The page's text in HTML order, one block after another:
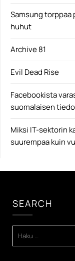
Samsung
huhut
Archive 81
Evil Dead Rise
Facebookista
suomalaisen
Miksi IT-sektorin
suurempaa kuin
SEARCH